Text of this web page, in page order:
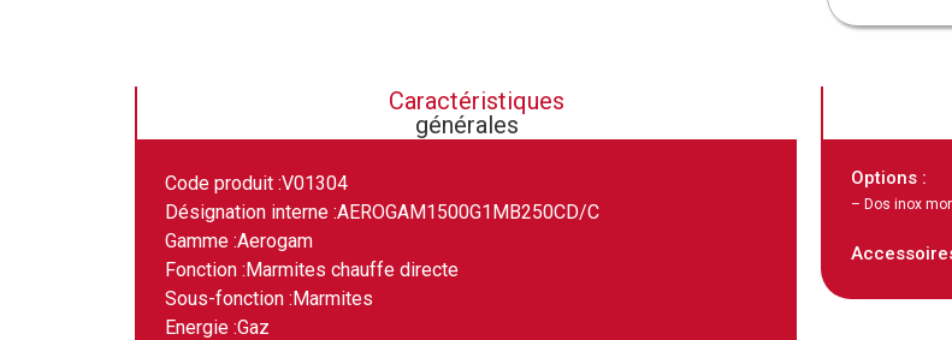
Caractéristiques
générales
Code produit :V01304
Désignation interne :AEROGAM1500G1MB250CD/C
Gamme :Aerogam
Fonction :Marmites chauffe directe
Sous-fonction :Marmites
Energie :Gaz
Options :
– Dos inox